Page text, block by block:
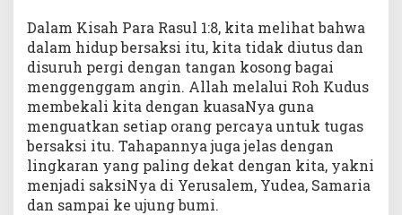
Dalam Kisah Para Rasul 1:8, kita melihat bahwa
dalam hidup bersaksi itu, kita tidak diutus dan
disuruh pergi dengan tangan kosong bagai
menggenggam angin. Allah melalui Roh Kudus
membekali kita dengan kuasaNya guna
menguatkan setiap orang percaya untuk tugas
bersaksi itu. Tahapannya juga jelas dengan
lingkaran yang paling dekat dengan kita, yakni
menjadi saksiNya di Yerusalem, Yudea, Samaria
dan sampai ke ujung bumi.